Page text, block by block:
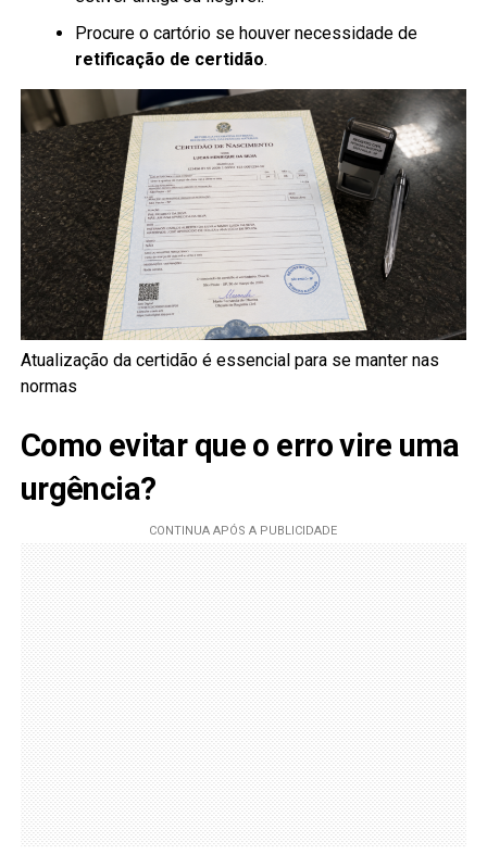
Procure o cartório se houver necessidade de
retificação de certidão.
Atualização da certidão é essencial para se manter nas
normas
Como evitar que o erro vire uma
urgência?